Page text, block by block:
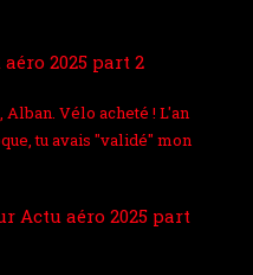
2025 part 2
Vélo acheté ! L'an
tu avais "validé" mon
Actu aéro 2025 part